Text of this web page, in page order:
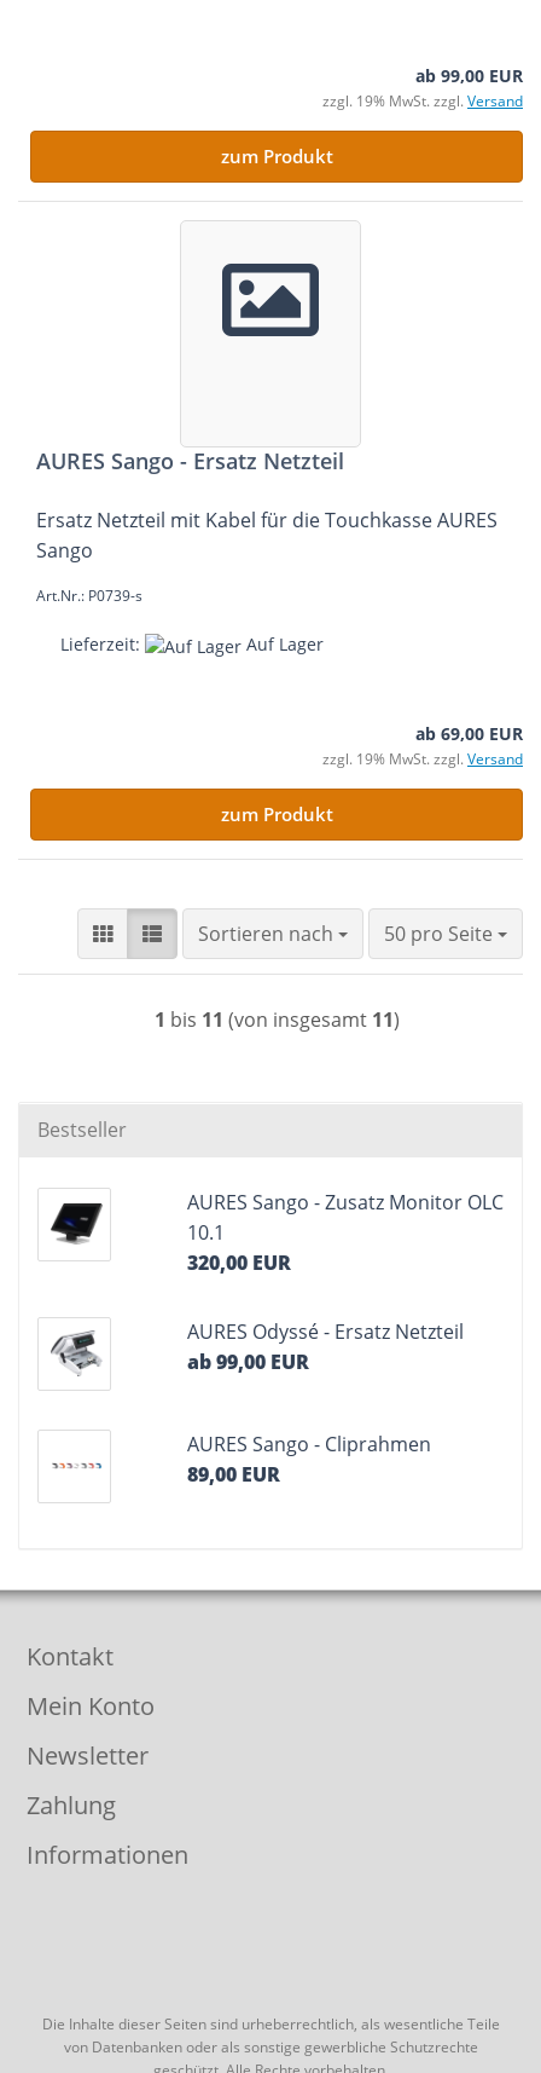
ab 99,00 EUR
zzgl. 19% MwSt. zzgl. Versand
zum Produkt
AURES Sango - Ersatz Netzteil
Ersatz Netzteil mit Kabel für die Touchkasse AURES
Sango
Art.Nr.: P0739-s
Lieferzeit: Auf Lager
ab 69,00 EUR
zzgl. 19% MwSt. zzgl. Versand
zum Produkt
Sortieren nach
Sortieren nach 50 pro Seite
pro Seite
1 bis 11 (von insgesamt 11)
Bestseller
AURES Sango - Zusatz Monitor OLC
10.1
320,00 EUR
AURES Odyssé - Ersatz Netzteil
ab 99,00 EUR
AURES Sango - Cliprahmen
89,00 EUR
Kontakt
Mein Konto
Newsletter
Zahlung
Informationen
Die Inhalte dieser Seiten sind urheberrechtlich, als wesentliche Teile
von Datenbanken oder als sonstige gewerbliche Schutzrechte